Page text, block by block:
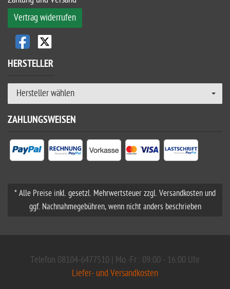
Vertrag widerrufen
HERSTELLER
Hersteller wählen
ZAHLUNGSWEISEN
* Alle Preise inkl. gesetzl. Mehrwertsteuer zzgl. Versandkosten und
ggf. Nachnahmegebühren, wenn nicht anders beschrieben
Telefon 08104-6477510 | Mo.-Fr.: 09:00 - 16:00 Uhr
Liefer- und Versandkosten